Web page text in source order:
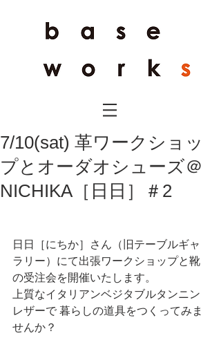
7/10(sat) 革ワークショッ
プとオーダオシューズ＠
NICHIKA［日日］＃2
日日［にちか］さん（旧テーブルギャ
ラリー）にて出張ワークショップと靴
の受注会を開催いたします。
上質なイタリアンベジタブルタンニン
レザーで 暮らしの道具をつくってみま
せんか？